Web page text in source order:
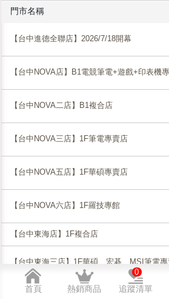
門市名稱
【台中進德全聯店】2026/7/18開幕
【台中NOVA店】B1電競筆電+遊戲+印表機
【台中NOVA二店】B1複合店
【台中NOVA三店】1F筆電專賣店
【台中NOVA五店】1F華碩專賣店
【台中NOVA六店】1F羅技專館
【台中東海店】1F複合店
【台中東海三店】1F華碩、宏碁、MSI筆電
【台中東區 lalaport-啦啦寶都】羅技專賣店
首頁 熱銷商品 追蹤清單
0